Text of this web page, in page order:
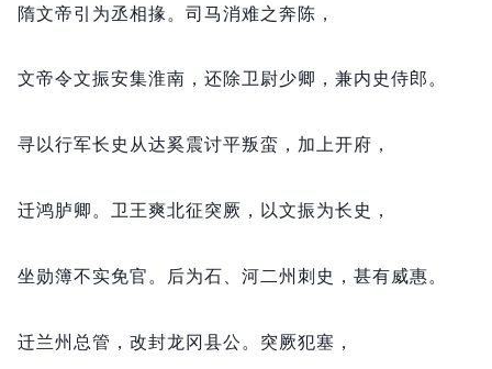
隋文帝引为丞相掾。 司马消难之奔陈，
文帝令文振安集淮南， 还除卫尉少卿， 兼内史侍郎。
寻以行军长史从达奚震讨平叛蛮， 加上开府，
迁鸿胪卿。 卫王爽北征突厥， 以文振为长史，
坐勋簿不实免官。 后为石、河二州刺史， 甚有威惠。
迁兰州总管， 改封龙冈县公。 突厥犯塞，